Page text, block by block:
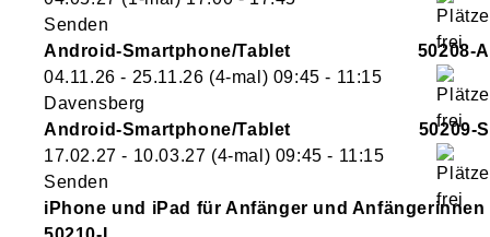
Senden
Android-Smartphone/Tablet
50208-A
04.11.26 - 25.11.26 (4-mal) 09:45 - 11:15
Davensberg
Android-Smartphone/Tablet
50209-S
17.02.27 - 10.03.27 (4-mal) 09:45 - 11:15
Senden
iPhone und iPad für Anfänger und Anfängerinnen